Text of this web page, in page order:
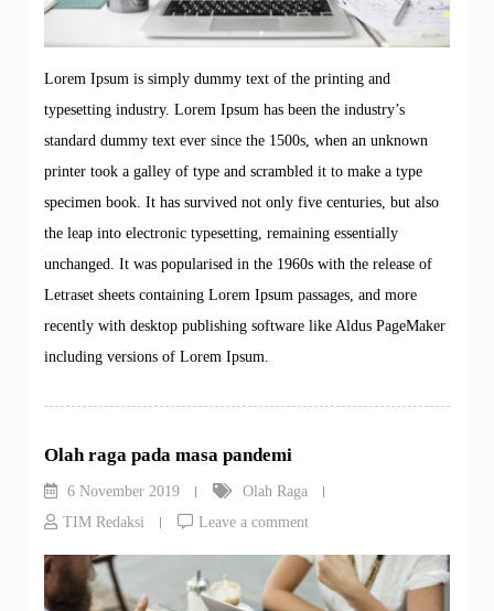
Lorem Ipsum is simply dummy text of the printing and
typesetting industry. Lorem Ipsum has been the industry’s
standard dummy text ever since the 1500s, when an unknown
printer took a galley of type and scrambled it to make a type
specimen book. It has survived not only five centuries, but also
the leap into electronic typesetting, remaining essentially
unchanged. It was popularised in the 1960s with the release of
Letraset sheets containing Lorem Ipsum passages, and more
recently with desktop publishing software like Aldus PageMaker
including versions of Lorem Ipsum.
Olah raga pada masa pandemi
6 November 2019
Olah Raga
TIM Redaksi
Leave a comment